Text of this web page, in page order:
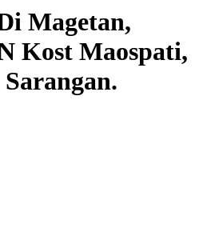
Magetan,
Kost Maospati,